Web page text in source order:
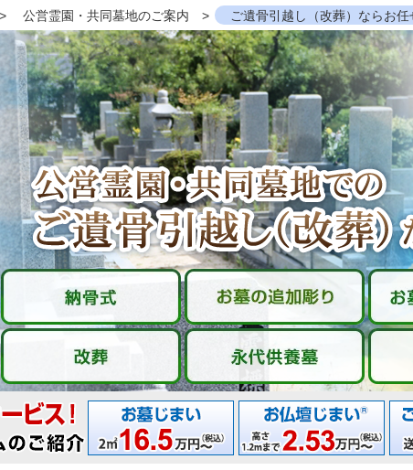
公営霊園・共同墓地のご案内 ご遺骨引越し（改葬）ならお